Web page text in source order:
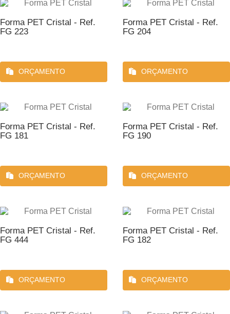
Forma PET Cristal - Ref.
FG 223
ORÇAMENTO
Forma PET Cristal - Ref.
FG 204
ORÇAMENTO
Forma PET Cristal - Ref.
FG 181
ORÇAMENTO
Forma PET Cristal - Ref.
FG 190
ORÇAMENTO
Forma PET Cristal - Ref.
FG 444
ORÇAMENTO
Forma PET Cristal - Ref.
FG 182
ORÇAMENTO